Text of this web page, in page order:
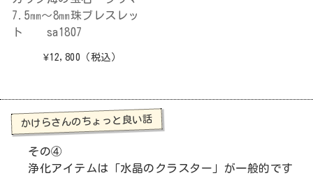
7.5㎜～8㎜珠ブレスレッ
ト sa1807
¥12,800 （税込）
かけらさんのちょっと良い話
その④
浄化アイテムは「水晶のクラスター」が一般的です